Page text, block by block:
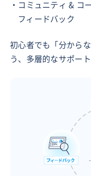
・コミュニティ & コ
フィードバック
初心者でも「分から
う、多層的なサポー